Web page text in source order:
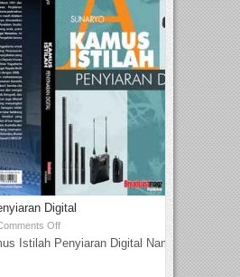
Digital
Off
Istilah Penyiaran Digital Nama